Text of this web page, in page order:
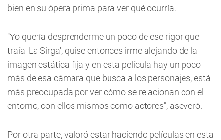
bien en su ópera prima para ver qué ocurría.
"Yo quería desprenderme un poco de ese rigor que
traía 'La Sirga', quise entonces irme alejando de la
imagen estática fija y en esta película hay un poco
más de esa cámara que busca a los personajes, está
más preocupada por ver cómo se relacionan con el
entorno, con ellos mismos como actores", aseveró.
Por otra parte, valoró estar haciendo películas en esta